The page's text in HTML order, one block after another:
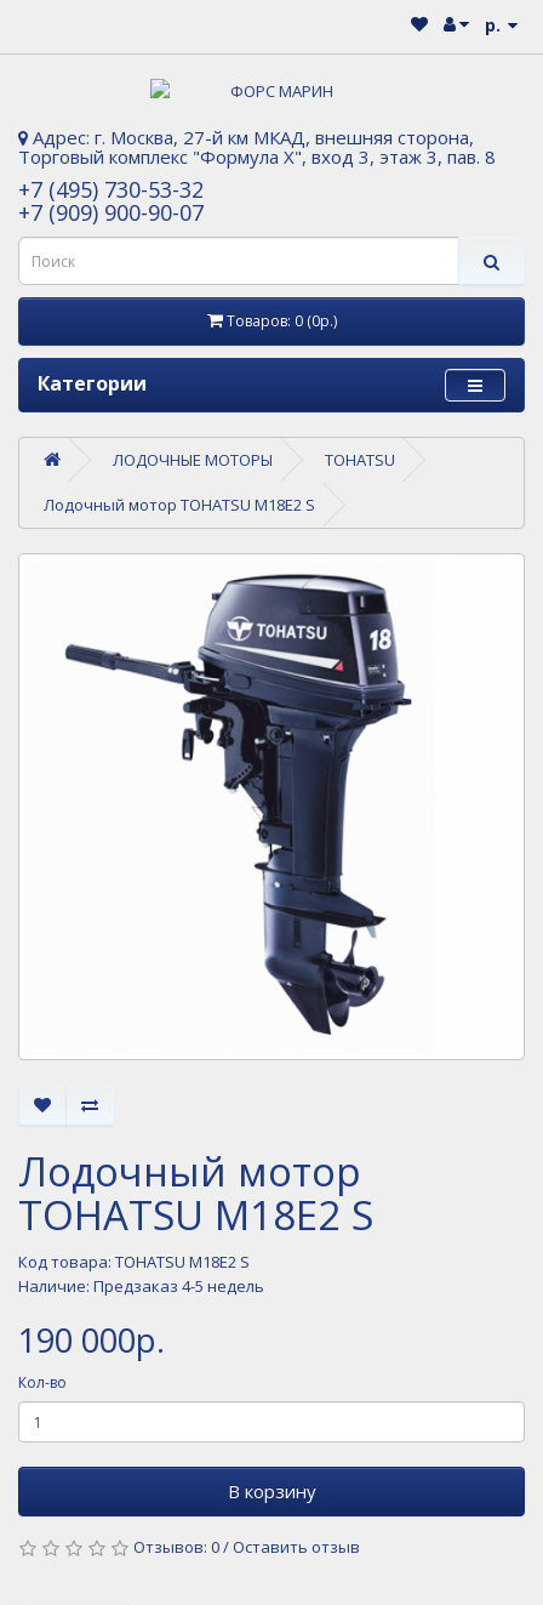
р.
Адрес: г. Москва, 27-й км МКАД, внешняя сторона,
Торговый комплекс "Формула Х", вход 3, этаж 3, пав. 8
+7 (495) 730-53-32
+7 (909) 900-90-07
Товаров: 0 (0р.)
Категории
ЛОДОЧНЫЕ МОТОРЫ TOHATSU
Лодочный мотор TOHATSU M18E2 S
Лодочный мотор
TOHATSU M18E2 S
Код товара: TOHATSU M18E2 S
Наличие: Предзаказ 4-5 недель
190 000р.
Кол-во
В корзину
Отзывов: 0/Оставить отзыв